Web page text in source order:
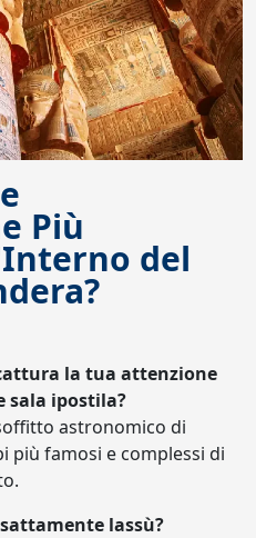
Più
del
la tua attenzione
sala ipostila?
astronomico di
più famosi e complessi di
lassù?